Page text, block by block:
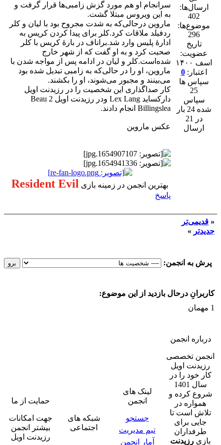
ارسال‌ها:
402
موضوع‌ها:
296
تاریخ
عضویت:
اسف ۱۴۰۰
اعتبار:0
سپاس ها
25
سپاس
شده 24 بار
در 21
ارسال
سرانجام او هم مورد گزش زامبی‌ها قرار گرفت و
به این ویروس مبتلا گشت.
ماروین درحالی‌که به شدت مجروح بود با لیان و کلر
ردفیلد ملاقات کرد.کلر برای پیدا کردن کریس به
ادارهٔ پلیس وارد شد.براناف در بارهٔ کریس با کلر
صحبت کرد و به او گفت که از شهر خارج
شده‌است.کلر و لیان در ادامه پس از مواجه شدن با
ماروین، او را در حالی‌که به زامبی تبدیل شده بود
می‌بینند و مجبور می‌شوند، او را بکشند.
کار صداگذاری این شخصیت را در رزیدنت اویل
دارکساید Lex Lang ودر رزیدنت اویل 2 Beau
Billingslea انجام دادند.
عکس ماروین
بهترین انجمن در زمینه بازی Resident Evil
پاسخ
« قدیمی‌تر
جدیدتر »
پرش به انجمن:
کاربرانِ درحال بازدید از این موضوع:
1 مهمان
درباره انجمن
انجمن تخصصی
رزیدنت اویل
کار خود را در
سال 1401
شروع کرده و
همواره در
تلاش است تا
جایی برای
طرفداران
بازی رزیدنت
لینک های
انجمن
جستجو
تیم مدیریت
آمار انجمن
شبکه های
اجتماعی
حمایت از ما
جهت امکانات
بیشتر انجمن
رزیدنت اویل